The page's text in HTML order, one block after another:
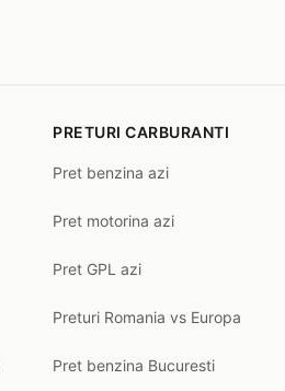
PRETURI CARBURANTI
Pret benzina azi
Pret motorina azi
Pret GPL azi
Preturi Romania vs Europa
Pret benzina Bucuresti